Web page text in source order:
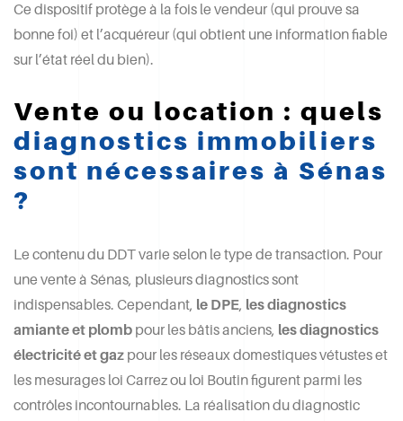
Ce dispositif protège à la fois le vendeur (qui prouve sa
bonne foi) et l’acquéreur (qui obtient une information fiable
sur l’état réel du bien).
Vente ou location : quels
diagnostics immobiliers
sont nécessaires à Sénas
?
Le contenu du DDT varie selon le type de transaction. Pour
une vente à Sénas, plusieurs diagnostics sont
indispensables. Cependant, le DPE, les diagnostics
amiante et plomb pour les bâtis anciens, les diagnostics
électricité et gaz pour les réseaux domestiques vétustes et
les mesurages loi Carrez ou loi Boutin figurent parmi les
contrôles incontournables. La réalisation du diagnostic